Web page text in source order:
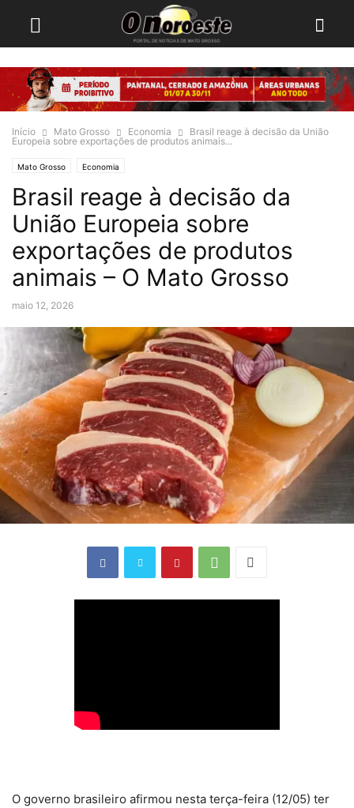
Início Mato Grosso Economia
Brasil reage à decisão da União
Europeia sobre exportações de produtos animais...
Mato Grosso Economia
Brasil reage à decisão da
União Europeia sobre
exportações de produtos
animais – O Mato Grosso
maio 12, 2026
O governo brasileiro afirmou nesta terça-feira (12/05) ter